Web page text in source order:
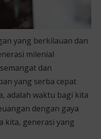
yang berkilauan dan
milenial
dan
yang serba cepat
adalah waktu bagi kita
dengan gaya
kita, generasi yang